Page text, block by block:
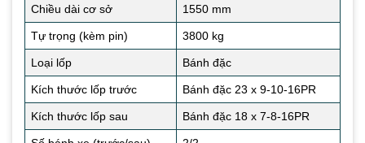
Chiều dài cơ sở 1550 mm
Tự trọng (kèm pin) 3800 kg
Loại lốp Bánh đặc
Kích thước lốp trước Bánh đặc 23 x 9-10-16PR
Kích thước lốp sau Bánh đặc 18 x 7-8-16PR